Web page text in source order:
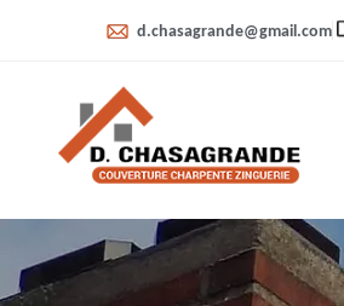
d.chasagrande@gmail.com